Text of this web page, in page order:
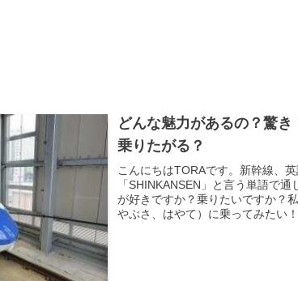
どんな魅力があるの？驚
乗りたがる？
こんにちはTORAです。新幹線、
「SHINKANSEN」と言う単語で
が好きですか？乗りたいですか？
やぶさ、はやて）に乗ってみたい